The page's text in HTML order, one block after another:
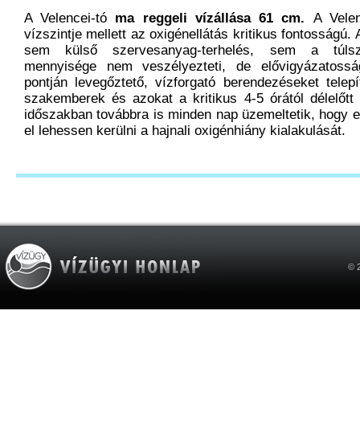
A Velencei-tó ma reggeli vízállása 61 cm. A
vízszintje mellett az oxigénellátás kritikus fontosságú.
sem külső szervesanyag-terhelés, sem a
mennyisége nem veszélyezteti, de
pontján levegőztető, vízforgató berendezéseket
szakemberek és azokat a kritikus 4-5 órától délelőtt
időszakban továbbra is minden nap üzemeltetik, hogy
el lehessen kerülni a hajnali oxigénhiány kialakulását.
©